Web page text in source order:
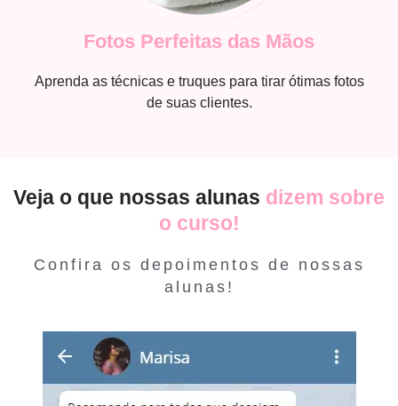
Fotos Perfeitas das Mãos
Aprenda as técnicas e truques para tirar ótimas fotos
de suas clientes.
Veja o que nossas alunas dizem sobre
o curso!
Confira os depoimentos de nossas
alunas!